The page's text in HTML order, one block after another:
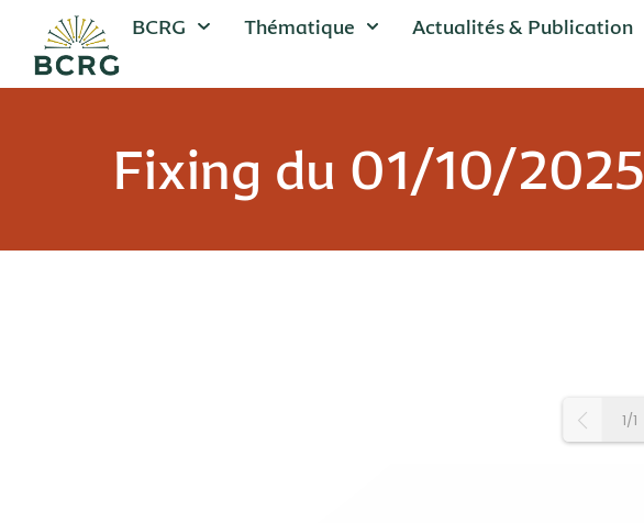
BCRG Thématique Actualités & Publication
Fixing du 01/10/2025
1/1